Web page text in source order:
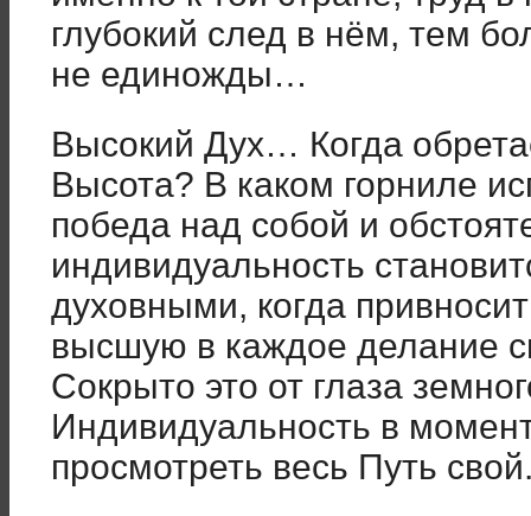
глубокий след в нём, тем
не единожды…
Высокий Дух… Когда
Высота? В каком горниле
победа над собой и
индивидуальность
духовными, когда
высшую в каждое делание
Сокрыто это от глаза
Индивидуальность в
просмотреть весь Путь